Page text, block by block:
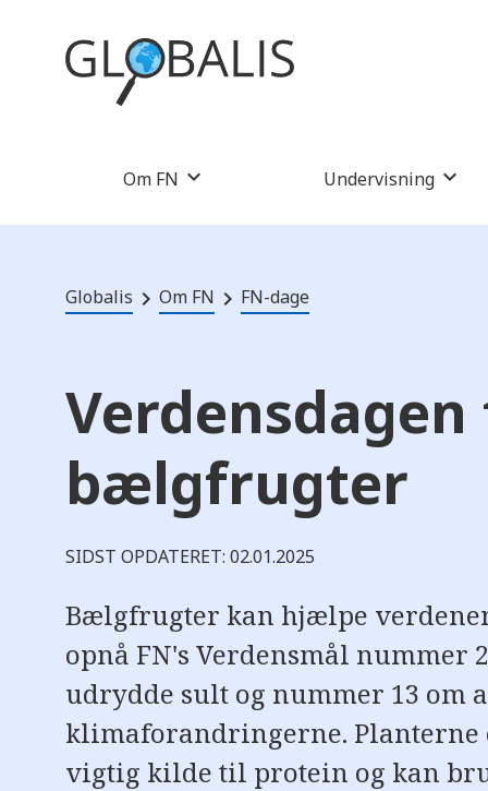
Om FN Undervisning
Globalis Om FN FN-dage
bælgfrugter
SIDST OPDATERET: 02.01.2025
Bælgfrugter kan hjælpe
opnå FN's Verdensmål nummer
udrydde sult og nummer 13 om
klimaforandringerne. Planterne
vigtig kilde til protein og kan